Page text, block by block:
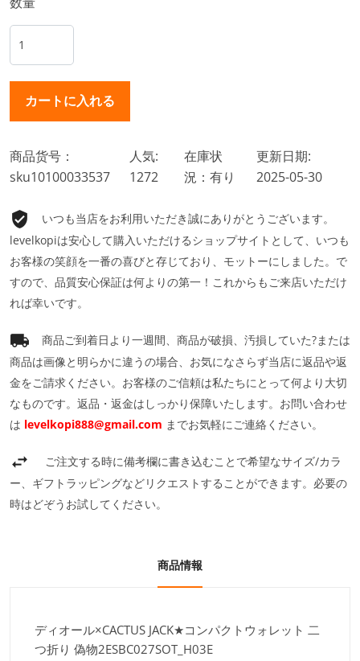
商品货号：
sku10100033537
人気:
1272
在庫状
況：有り
更新日期:
2025-05-30
いつも当店をお利用いただき誠にありがとうございます。
levelkopiは安心して購入いただけるショップサイトとして、いつも
お客様の笑顔を一番の喜びと存じており、モットーにしました。で
すので、品質安心保証は何よりの第一！これからもご来店いただけ
れば幸いです。
商品ご到着日より一週間、商品が破損、汚損していた?または
商品は画像と明らかに違うの場合、お気になさらず当店に返品や返
金をご請求ください。お客様のご信頼は私たちにとって何より大切
なものです。返品・返金はしっかり保障いたします。お問い合わせ
は levelkopi888@gmail.com までお気軽にご連絡ください。
ご注文する時に備考欄に書き込むことで希望なサイズ/カラ
ー、ギフトラッピングなどリクエストすることができます。必要の
時はどぞうお試してください。
商品情報
ディオール×CACTUS JACK★コンパクトウォレット 二
つ折り 偽物2ESBC027SOT_H03E